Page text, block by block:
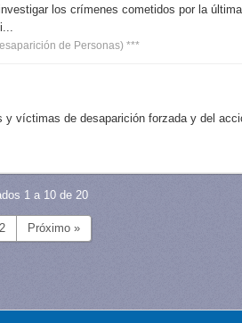
los crímenes cometidos por la
de Personas) ***
víctimas de desaparición forzada y del
1 a 10 de 20
2 Próximo »